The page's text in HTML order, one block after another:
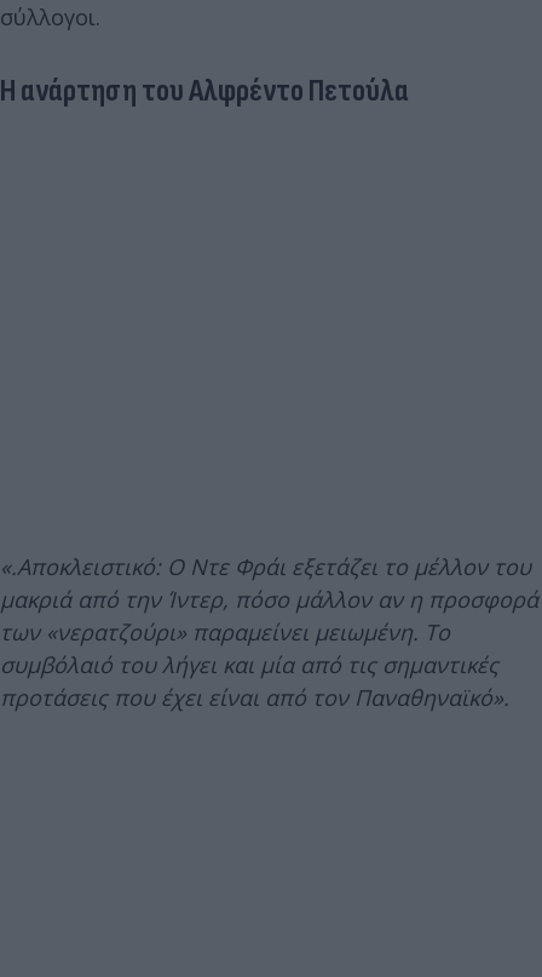
σύλλογοι.
Η ανάρτηση του Αλφρέντο Πετούλα
«.Αποκλειστικό: Ο Ντε Φράι εξετάζει το μέλλον του
μακριά από την Ίντερ, πόσο μάλλον αν η προσφορά
των «νερατζούρι» παραμείνει μειωμένη. Το
συμβόλαιό του λήγει και μία από τις σημαντικές
προτάσεις που έχει είναι από τον Παναθηναϊκό».